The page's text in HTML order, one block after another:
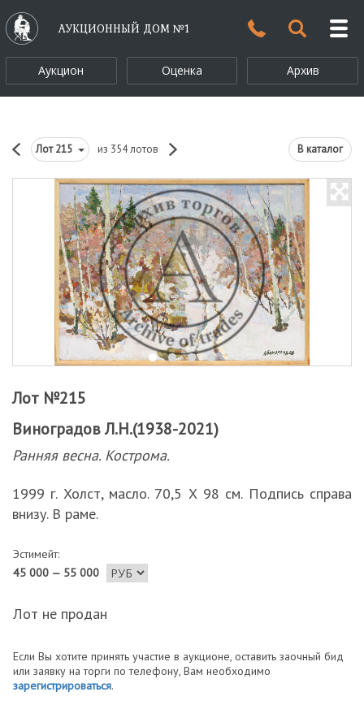
АУКЦИОННЫЙ ДОМ №1
Аукцион Оценка Архив
Лот215 из 354 лотов В каталог
Лот №215
Виноградов Л.Н.(1938-2021)
Ранняя весна. Кострома.
1999 г. Холст, масло. 70,5 Х 98 см. Подпись справа
внизу. В раме.
Эстимейт:
45 000 — 55 000
Лот не продан
Если Вы хотите принять участие в аукционе, оставить заочный бид
или заявку на торги по телефону, Вам необходимо
зарегистрироваться.